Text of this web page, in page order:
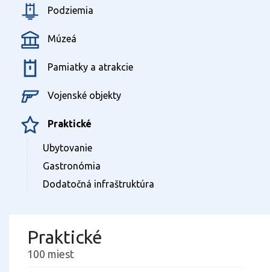
Podziemia
Múzeá
Pamiatky a atrakcie
Vojenské objekty
Praktické
Ubytovanie
Gastronómia
Dodatočná infraštruktúra
Praktické
100 miest